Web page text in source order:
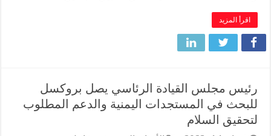
اقرأ المزيد
رئيس مجلس القيادة الرئاسي يصل بروكسل
للبحث في المستجدات اليمنية والدعم المطلوب
لتحقيق السلام